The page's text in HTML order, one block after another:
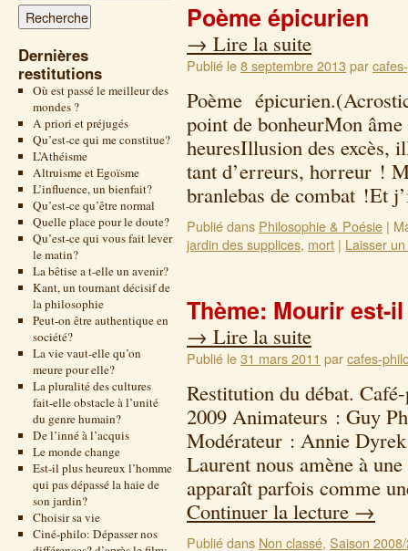
Dernières
restitutions
Où est passé le meilleur des
mondes ?
A priori et préjugés
Qu’est-ce qui me constitue?
L’Athéisme
Altruisme et Egoïsme
L’influence, un bienfait?
Qu’est-ce qu’être normal
Quelle place pour le doute?
Qu’est-ce qui vous fait lever
le matin?
La bêtise a t-elle un avenir?
Kant, un tournant décisif de
la philosophie
Peut-on être authentique en
société?
La vie vaut-elle qu’on
meure pour elle?
La pluralité des cultures
fait-elle obstacle à l’unité
du genre humain?
De l’inné à l’acquis
Le monde change
Est-il plus heureux l’homme
qui pas dépassé la haie de
son jardin?
Choisir sa vie
Ciné-philo: Dépasser nos
Poème épicurien
→ Lire la suite
Publié le8 septembre 2013par
Poème
point de bonheurMon
heuresIllusion des excès,
tant d’erreurs, horreur !
branlebas de combat !Et
Publié dans Philosophie & Poésie |
jardin des supplices, mort | Laisser
Thème: Mourir est-
→ Lire la suite
Publié le31 mars 2011 parcafes-
Restitution du débat.
2009 Animateurs : Guy
Modérateur : Annie
Laurent nous amène à
apparaît parfois comme
Continuer la lecture →
Publié dans Non classé, Saison